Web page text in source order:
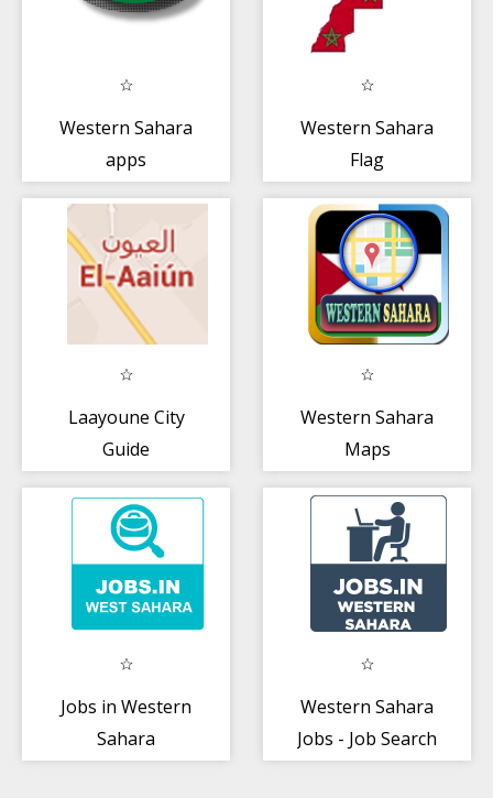
Western Sahara
apps
Western Sahara
Flag
Laayoune City
Guide
Western Sahara
Maps
Jobs in Western
Sahara
Western Sahara
Jobs - Job Search